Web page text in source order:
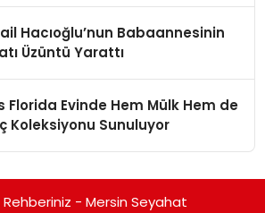
Hacıoğlu’nun Babaannesinin
Üzüntü Yarattı
Florida Evinde Hem Mülk Hem de
Koleksiyonu Sunuluyor
- Mersin Seyahat